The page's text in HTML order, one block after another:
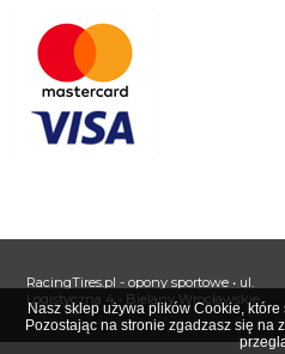
Nasz sklep używa plików Cookie,
Pozostając na stronie zgadzasz się na
RacingTires.pl - opony sportowe • ul.
Logistyczna 4 • Bielany Wrocławskie